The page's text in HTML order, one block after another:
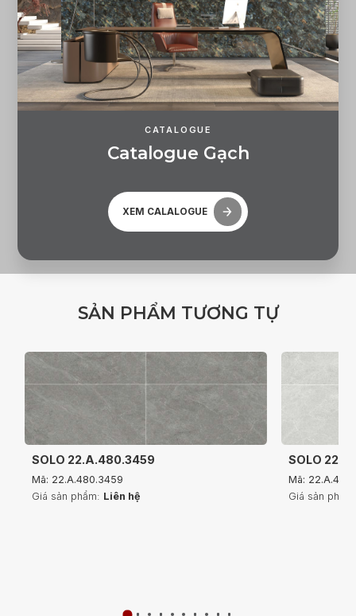
CATALOGUE
Catalogue Gạch
XEM CALALOGUE
SẢN PHẨM TƯƠNG TỰ
SOLO 22.A.480.3459
Mã: 22.A.480.3459
Giá sản phẩm: Liên hệ
SOLO
Mã:
Giá sản